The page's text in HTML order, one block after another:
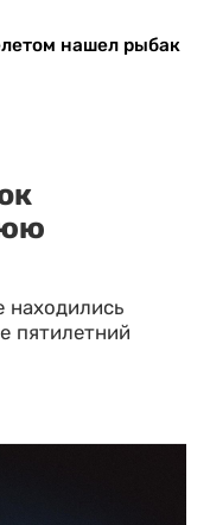
нашел рыбак
находились
пятилетний